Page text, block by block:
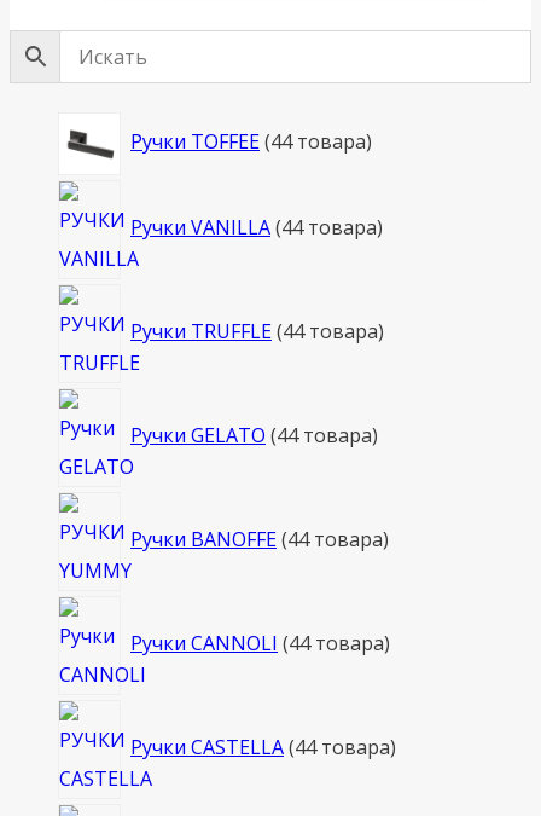
Ручки TOFFEE 44 товара
Ручки VANILLA 44 товара
Ручки TRUFFLE 44 товара
Ручки GELATO 44 товара
Ручки BANOFFE 44 товара
Ручки CANNOLI 44 товара
Ручки CASTELLA 44 товара